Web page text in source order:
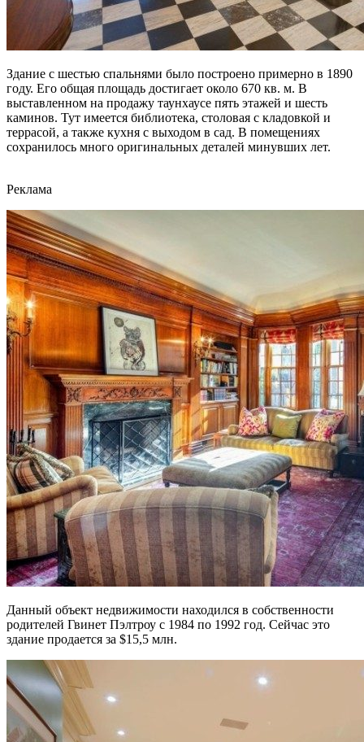
Здание с шестью спальнями было построено примерно в 1890
году. Его общая площадь достигает около 670 кв. м. В
выставленном на продажу таунхаусе пять этажей и шесть
каминов. Тут имеется библиотека, столовая с кладовкой и
террасой, а также кухня с выходом в сад. В помещениях
сохранилось много оригинальных деталей минувших лет.
Реклама
Данный объект недвижимости находился в собственности
родителей Гвинет Пэлтроу с 1984 по 1992 год. Сейчас это
здание продается за $15,5 млн.